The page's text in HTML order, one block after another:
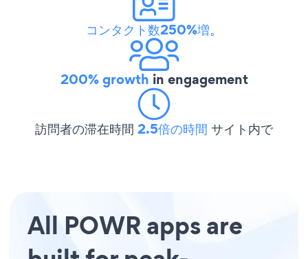
コンタクト数250%増。
200% growth in engagement
訪問者の滞在時間 2.5倍の時間 サイト内で
All POWR apps are